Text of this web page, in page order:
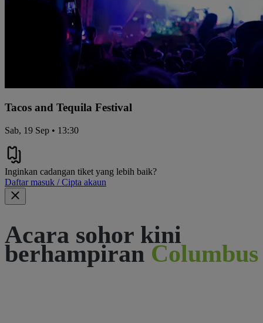
Tacos and Tequila Festival
Sab, 19 Sep • 13:30
Inginkan cadangan tiket yang lebih baik?
Daftar masuk / Cipta akaun
Acara sohor kini
berhampiran Columbus